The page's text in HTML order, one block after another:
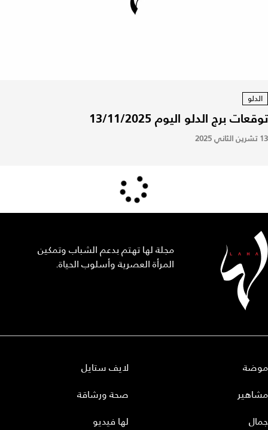
الدلو
توقعات برج الدلو اليوم 13/11/2025
13 تشرين الثاني 2025
مجلة لها تهتم بدعم الشباب وتمكين
المرأة العصرية وأسلوب الحياة.
موضة
مشاهير
جمال
لايف ستايل
صحة ورشاقة
لها فيديو